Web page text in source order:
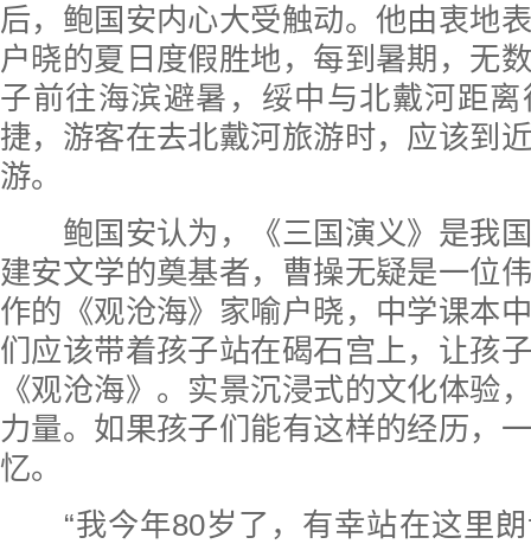
后，鲍国安内心大受触动。他由衷地
户晓的夏日度假胜地，每到暑期，无
子前往海滨避暑，绥中与北戴河距
捷，游客在去北戴河旅游时，应该到
游。
鲍国安认为，《三国演义》是我国
建安文学的奠基者，曹操无疑是一位
作的《观沧海》家喻户晓，中学课本
们应该带着孩子站在碣石宫上，让孩
《观沧海》。实景沉浸式的文化体验
力量。如果孩子们能有这样的经历，
忆。
“我今年80岁了，有幸站在这里朗